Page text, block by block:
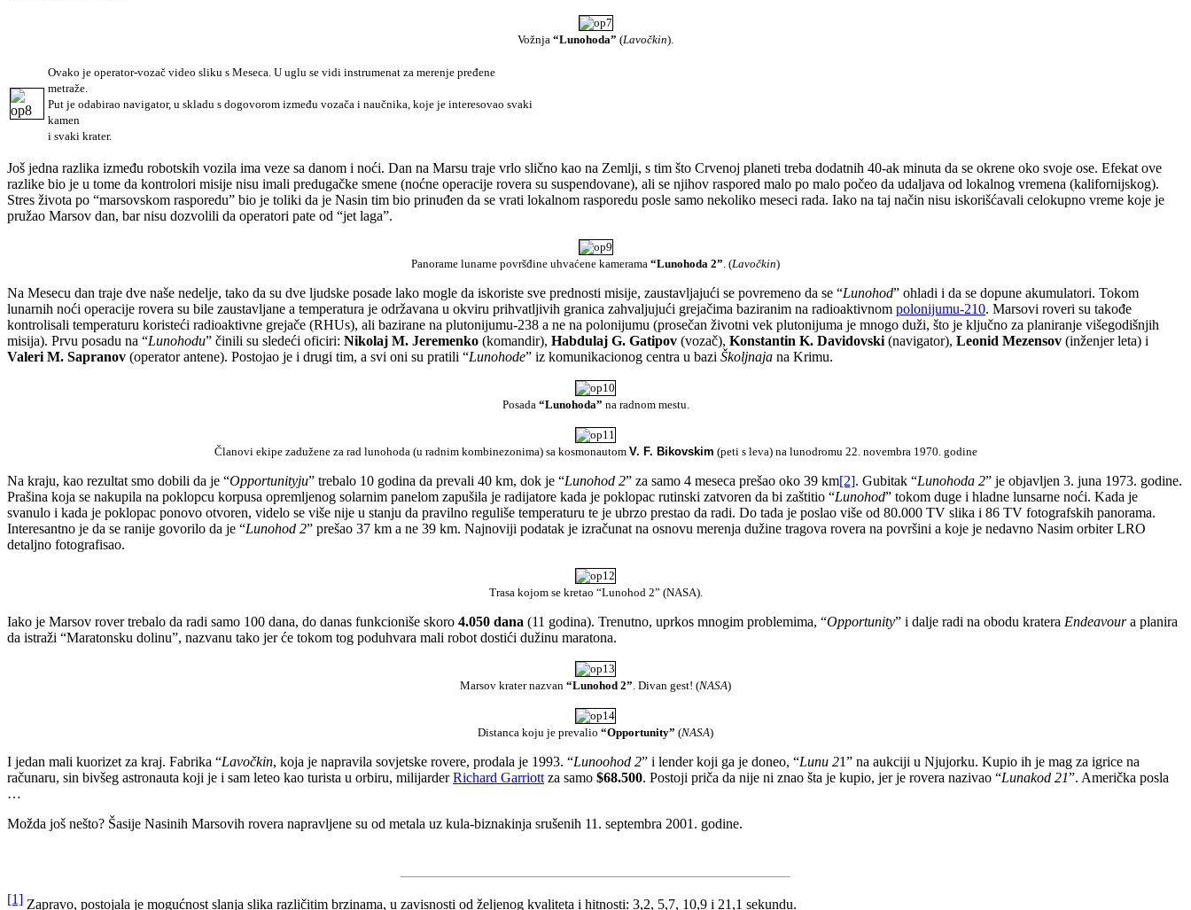
Vožnja “Lunohoda” (Lavočkin).
Ovako je operator-vozač video sliku s Meseca. U uglu se vidi instrumenat za merenje pređene
metraže.
Put je odabirao navigator, u skladu s dogovorom između vozača i naučnika, koje je interesovao svaki
kamen
i svaki krater.
Još jedna razlika između robotskih vozila ima veze sa danom i noći. Dan na Marsu traje vrlo slično kao na Zemlji, s tim što Crvenoj planeti treba dodatnih 40-ak minuta da se okrene oko svoje ose. Efekat ove
razlike bio je u tome da kontrolori misije nisu imali predugačke smene (noćne operacije rovera su suspendovane), ali se njihov raspored malo po malo počeo da udaljava od lokalnog vremena (kalifornijskog).
Stres života po “marsovskom rasporedu” bio je toliki da je Nasin tim bio prinuđen da se vrati lokalnom rasporedu posle samo nekoliko meseci rada. Iako na taj način nisu iskorišćavali celokupno vreme koje je
pružao Marsov dan, bar nisu dozvolili da operatori pate od “jet laga”.
Panorame lunarne površđine uhvaćene kamerama “Lunohoda 2” . (Lavočkin)
Na Mesecu dan traje dve naše nedelje, tako da su dve ljudske posade lako mogle da iskoriste sve prednosti misije, zaustavljajući se povremeno da se “Lunohod” ohladi i da se dopune akumulatori. Tokom
lunarnih noći operacije rovera su bile zaustavljane a temperatura je održavana u okviru prihvatljivih granica zahvaljujući grejačima baziranim na radioaktivnom polonijumu-210. Marsovi roveri su takođe
kontrolisali temperaturu koristeći radioaktivne grejače (RHUs), ali bazirane na plutonijumu-238 a ne na polonijumu (prosečan životni vek plutonijuma je mnogo duži, što je ključno za planiranje višegodišnjih
misija). Prvu posadu na “Lunohodu” činili su sledeći oficiri: Nikolaj M. Jeremenko (komandir), Habdulaj G. Gatipov (vozač), Konstantin K. Davidovski (navigator), Leonid Mezensov (inženjer leta) i
Valeri M. Sapranov (operator antene). Postojao je i drugi tim, a svi oni su pratili “Lunohode” iz komunikacionog centra u bazi Školjnaja na Krimu.
Posada “Lunohoda” na radnom mestu.
Članovi ekipe zadužene za rad lunohoda (u radnim kombinezonima) sa kosmonautom V. F. Bikovskim (peti s leva) na lunodromu 22. novembra 1970. godine
Na kraju, kao rezultat smo dobili da je “Opportunityju” trebalo 10 godina da prevali 40 km, dok je “Lunohod 2” za samo 4 meseca prešao oko 39 km[2]. Gubitak “Lunohoda 2” je objavljen 3. juna 1973. godine.
Prašina koja se nakupila na poklopcu korpusa opremljenog solarnim panelom zapušila je radijatore kada je poklopac rutinski zatvoren da bi zaštitio “Lunohod” tokom duge i hladne lunsarne noći. Kada je
svanulo i kada je poklopac ponovo otvoren, videlo se više nije u stanju da pravilno reguliše temperaturu te je ubrzo prestao da radi. Do tada je poslao više od 80.000 TV slika i 86 TV fotografskih panorama.
Interesantno je da se ranije govorilo da je “Lunohod 2” prešao 37 km a ne 39 km. Najnoviji podatak je izračunat na osnovu merenja dužine tragova rovera na površini a koje je nedavno Nasim orbiter LRO
detaljno fotografisao.
Trasa kojom se kretao “Lunohod 2” (NASA).
Iako je Marsov rover trebalo da radi samo 100 dana, do danas funkcioniše skoro 4.050 dana (11 godina). Trenutno, uprkos mnogim problemima, “Opportunity” i dalje radi na obodu kratera Endeavoura planira
da istraži “Maratonsku dolinu”, nazvanu tako jer će tokom tog poduhvara mali robot dostići dužinu maratona.
Marsov krater nazvan “Lunohod 2” . Divan gest! (NASA)
Distanca koju je prevalio “Opportunity” (NASA)
I jedan mali kuorizet za kraj. Fabrika “Lavočkin, koja je napravila sovjetske rovere, prodala je 1993. “Lunoohod 2” i lender koji ga je doneo, “Lunu 21” na aukciji u Njujorku. Kupio ih je mag za igrice na
računaru, sin bivšeg astronauta koji je i sam leteo kao turista u orbiru, milijarderRichard Garriott za samo $68.500. Postoji priča da nije ni znao šta je kupio, jer je rovera nazivao “Lunakod 21”. Američka posla
…
Možda još nešto? Šasije Nasinih Marsovih rovera napravljene su od metala uz kula-biznakinja srušenih 11. septembra 2001. godine.
[1] Zapravo, postojala je mogućnost slanja slika različitim brzinama, u zavisnosti od željenog kvaliteta i hitnosti: 3,2, 5,7, 10,9 i 21,1 sekundu.